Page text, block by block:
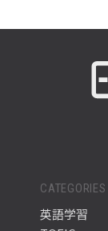
CATEGORIES
英語学習